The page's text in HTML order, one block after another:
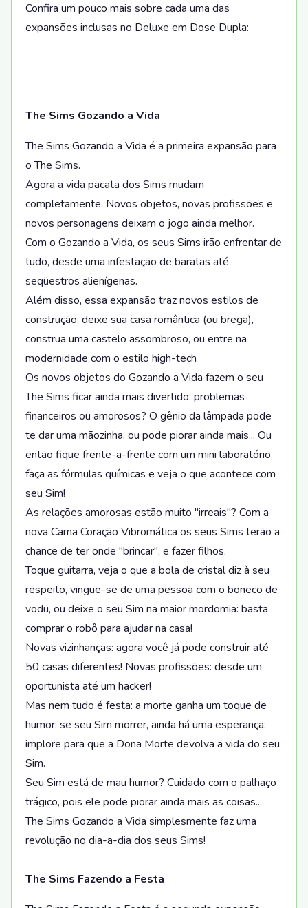
Confira um pouco mais sobre cada uma das
expansões inclusas no Deluxe em Dose Dupla:
The Sims Gozando a Vida
The Sims Gozando a Vida é a primeira expansão para
o The Sims.
Agora a vida pacata dos Sims mudam
completamente. Novos objetos, novas profissões e
novos personagens deixam o jogo ainda melhor.
Com o Gozando a Vida, os seus Sims irão enfrentar de
tudo, desde uma infestação de baratas até
seqüestros alienígenas.
Além disso, essa expansão traz novos estilos de
construção: deixe sua casa romântica (ou brega),
construa uma castelo assombroso, ou entre na
modernidade com o estilo high-tech
Os novos objetos do Gozando a Vida fazem o seu
The Sims ficar ainda mais divertido: problemas
financeiros ou amorosos? O gênio da lâmpada pode
te dar uma mãozinha, ou pode piorar ainda mais... Ou
então fique frente-a-frente com um mini laboratório,
faça as fórmulas químicas e veja o que acontece com
seu Sim!
As relações amorosas estão muito "irreais"? Com a
nova Cama Coração Vibromática os seus Sims terão a
chance de ter onde "brincar", e fazer filhos.
Toque guitarra, veja o que a bola de cristal diz à seu
respeito, vingue-se de uma pessoa com o boneco de
vodu, ou deixe o seu Sim na maior mordomia: basta
comprar o robô para ajudar na casa!
Novas vizinhanças: agora você já pode construir até
50 casas diferentes! Novas profissões: desde um
oportunista até um hacker!
Mas nem tudo é festa: a morte ganha um toque de
humor: se seu Sim morrer, ainda há uma esperança:
implore para que a Dona Morte devolva a vida do seu
Sim.
Seu Sim está de mau humor? Cuidado com o palhaço
trágico, pois ele pode piorar ainda mais as coisas...
The Sims Gozando a Vida simplesmente faz uma
revolução no dia-a-dia dos seus Sims!
The Sims Fazendo a Festa